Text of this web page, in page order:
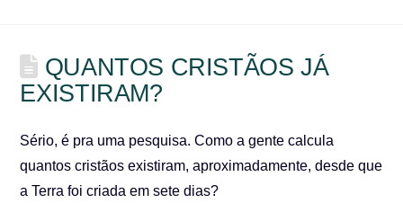
QUANTOS CRISTÃOS JÁ
EXISTIRAM?
Sério, é pra uma pesquisa. Como a gente calcula
quantos cristãos existiram, aproximadamente, desde que
a Terra foi criada em sete dias?